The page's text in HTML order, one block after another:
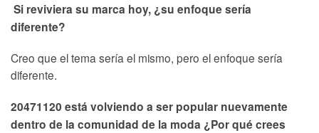
Si reviviera su marca hoy, ¿su enfoque sería
diferente?
Creo que el tema sería el mismo, pero el enfoque sería
diferente.
20471120 está volviendo a ser popular nuevamente
dentro de la comunidad de la moda ¿Por qué crees